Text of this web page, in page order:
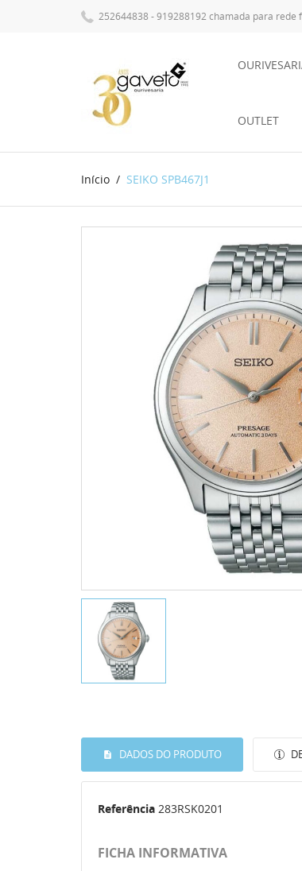
252644838 - 919288192 chamada para rede
OUTLET
Início SEIKO SPB467J1
DADOS DO PRODUTO
Referência 283RSK0201
FICHA INFORMATIVA